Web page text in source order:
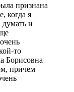
признана
когда я
и
то
Борисовна
причем